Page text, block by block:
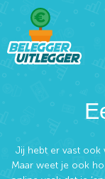
Jij hebt er vast ook
Maar weet je ook